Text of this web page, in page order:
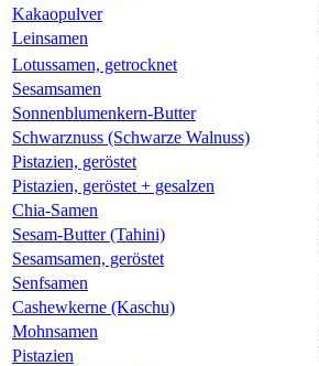
Kakaopulver
Leinsamen
Lotussamen, getrocknet
Sesamsamen
Sonnenblumenkern-Butter
Schwarznuss (Schwarze Walnuss)
Pistazien, geröstet
Pistazien, geröstet + gesalzen
Chia-Samen
Sesam-Butter (Tahini)
Sesamsamen, geröstet
Senfsamen
Cashewkerne (Kaschu)
Mohnsamen
Pistazien